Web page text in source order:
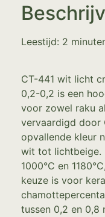
Leestijd: 2
CT-441 wit licht
0,2-0,2 is een
voor zowel raku
vervaardigd door
opvallende kleur
wit tot lichtbeige.
1000°C en
keuze is voor
tussen 0,2 en 0,8